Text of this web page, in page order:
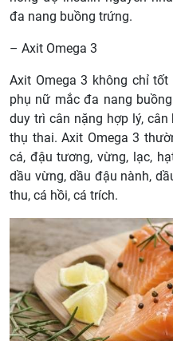
đa nang buồng trứng.
– Axit Omega 3
Axit Omega 3 không chỉ
phụ nữ mắc đa nang
duy trì cân nặng hợp lý,
thụ thai. Axit Omega 3
cá, đậu tương, vừng, lạc,
dầu vừng, dầu đậu nành,
thu, cá hồi, cá trích.